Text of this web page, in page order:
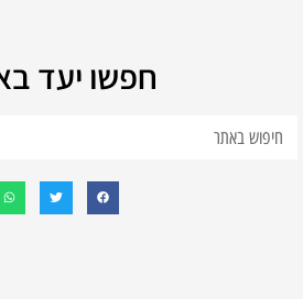
חפשו יעד